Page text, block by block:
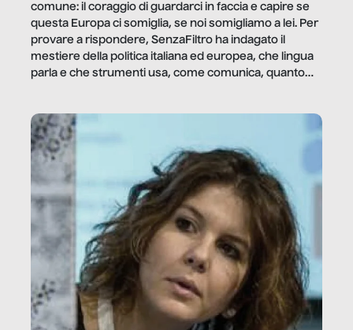
comune: il coraggio di guardarci in faccia e capire se
questa Europa ci somiglia, se noi somigliamo a lei. Per
provare a rispondere, SenzaFiltro ha indagato il
mestiere della politica italiana ed europea, che lingua
parla e che strumenti usa, come comunica, quanto